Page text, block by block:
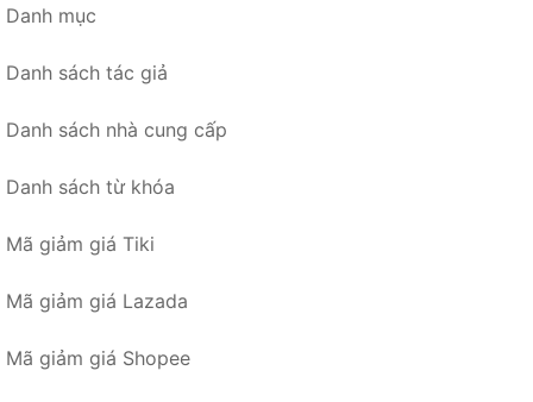
Danh mục
Danh sách tác giả
Danh sách nhà cung cấp
Danh sách từ khóa
Mã giảm giá Tiki
Mã giảm giá Lazada
Mã giảm giá Shopee